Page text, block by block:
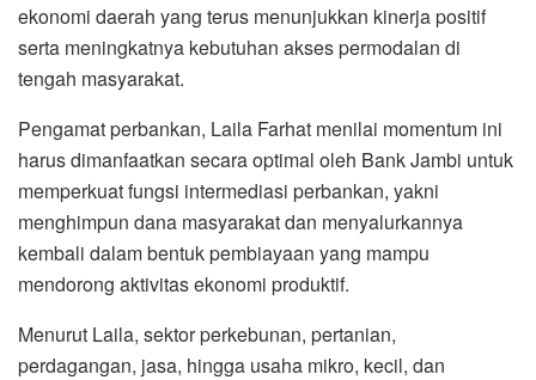
ekonomi daerah yang terus menunjukkan kinerja positif
serta meningkatnya kebutuhan akses permodalan di
tengah masyarakat.
Pengamat perbankan, Laila Farhat menilai momentum ini
harus dimanfaatkan secara optimal oleh Bank Jambi untuk
memperkuat fungsi intermediasi perbankan, yakni
menghimpun dana masyarakat dan menyalurkannya
kembali dalam bentuk pembiayaan yang mampu
mendorong aktivitas ekonomi produktif.
Menurut Laila, sektor perkebunan, pertanian,
perdagangan, jasa, hingga usaha mikro, kecil, dan